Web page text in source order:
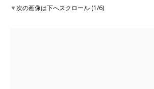
▼次の画像は下へスクロール (1/6)